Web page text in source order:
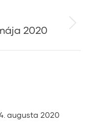
2020
augusta 2020